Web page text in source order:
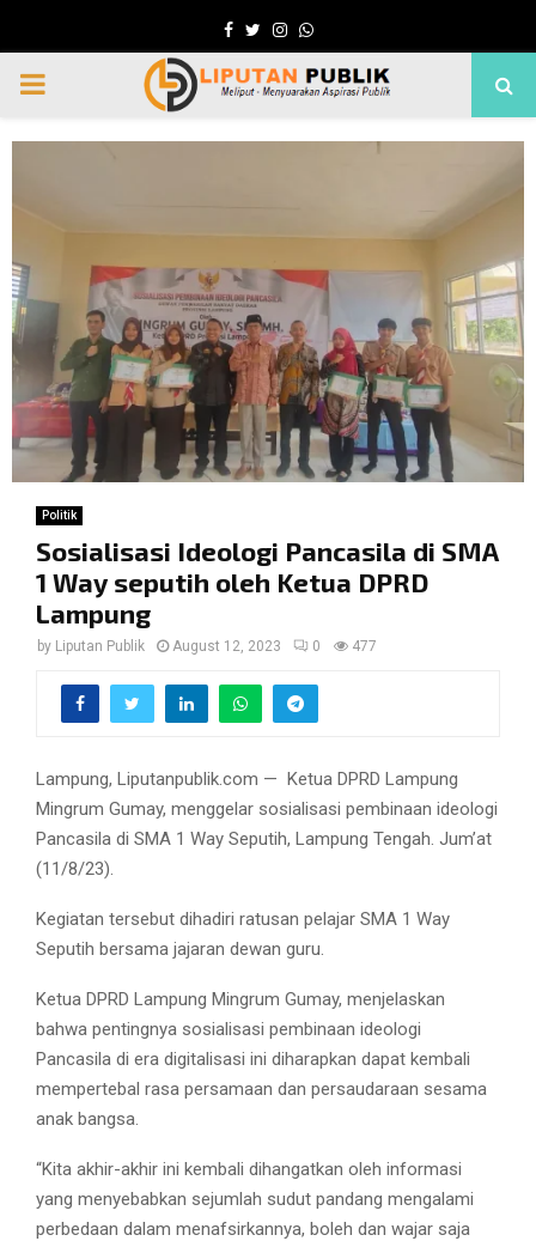
Facebook
TwitterInstagram
Whatsapp
PRIMARY
MENU
Politik
Sosialisasi Ideologi Pancasila di SMA
1 Way seputih oleh Ketua DPRD
Lampung
by Liputan Publik August 12, 2023 0 477
Lampung, Liputanpublik.com — Ketua DPRD Lampung
Mingrum Gumay, menggelar sosialisasi pembinaan ideologi
Pancasila di SMA 1 Way Seputih, Lampung Tengah. Jum’at
(11/8/23).
Kegiatan tersebut dihadiri ratusan pelajar SMA 1 Way
Seputih bersama jajaran dewan guru.
Ketua DPRD Lampung Mingrum Gumay, menjelaskan
bahwa pentingnya sosialisasi pembinaan ideologi
Pancasila di era digitalisasi ini diharapkan dapat kembali
mempertebal rasa persamaan dan persaudaraan sesama
anak bangsa.
“Kita akhir-akhir ini kembali dihangatkan oleh informasi
yang menyebabkan sejumlah sudut pandang mengalami
perbedaan dalam menafsirkannya, boleh dan wajar saja